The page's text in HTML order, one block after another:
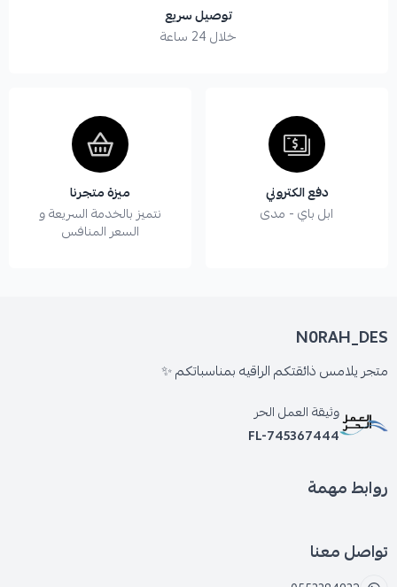
توصيل سريع
خلال 24 ساعة
دفع الكتروني
ابل باي - مدى
ميزة متجرنا
نتميز بالخدمة السريعة و
السعر المنافس
N0RAH_DES
متجر يلامس ذائقتكم الراقيه بمناسباتكم ✨️
وثيقة العمل الحر
FL-745367444
روابط مهمة
تواصل معنا